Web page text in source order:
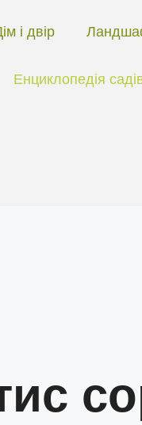
і двір
Енциклопедія